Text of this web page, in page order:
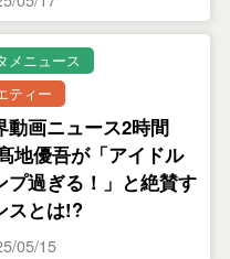
メニュース
ティー
動画ニュース2時間
地優吾が「アイドル
プ過ぎる！」と絶賛す
スとは!?
05/15